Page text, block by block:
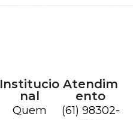
Institucio
nal
Quem
Atendim
ento
(61) 98302-